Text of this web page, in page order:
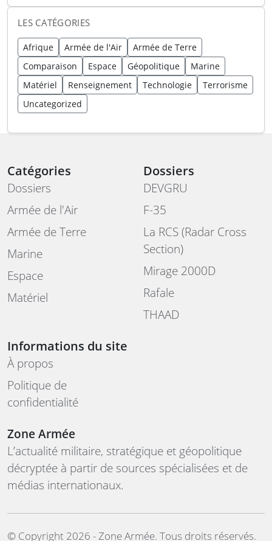
LES CATÉGORIES
Afrique Armée de l'Air
Armée de Terre
Comparaison
Espace Géopolitique
Marine
Matériel
Renseignement Technologie
Terrorisme
Uncategorized
Catégories
Dossiers
Armée de l'Air
Armée de Terre
Marine
Espace
Matériel
Dossiers
DEVGRU
F-35
La RCS (Radar Cross
Section)
Mirage 2000D
Rafale
THAAD
Informations du site
À propos
Politique de
confidentialité
Zone Armée
L’actualité militaire, stratégique et géopolitique
décryptée à partir de sources spécialisées et de
médias internationaux.
©️ Copyright 2026 - Zone Armée. Tous droits réservés.